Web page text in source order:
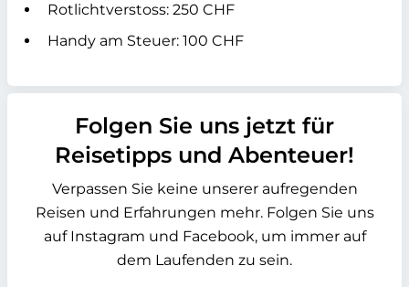
Rotlichtverstoss: 250 CHF
Handy am Steuer: 100 CHF
Folgen Sie uns jetzt für
Reisetipps und Abenteuer!
Verpassen Sie keine unserer aufregenden
Reisen und Erfahrungen mehr. Folgen Sie uns
auf Instagram und Facebook, um immer auf
dem Laufenden zu sein.